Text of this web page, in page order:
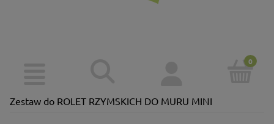
Zestaw do ROLET RZYMSKICH DO MURU MINI